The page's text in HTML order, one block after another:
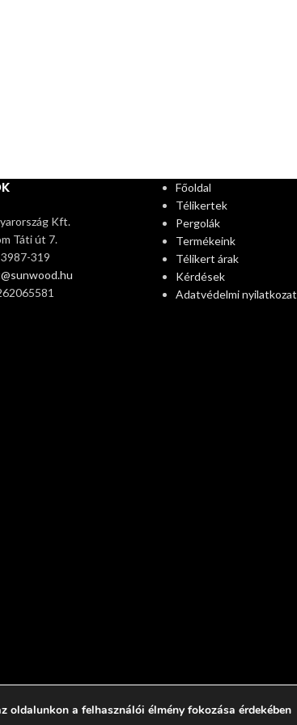
Kft.
Táti út 7.
319
Főoldal
Télikertek
Pergolák
Termékeink
Télikert árak
Kérdések
Adatvédelmi nyilatkozat
oldalunkon a felhasználói élmény fokozása érdekében